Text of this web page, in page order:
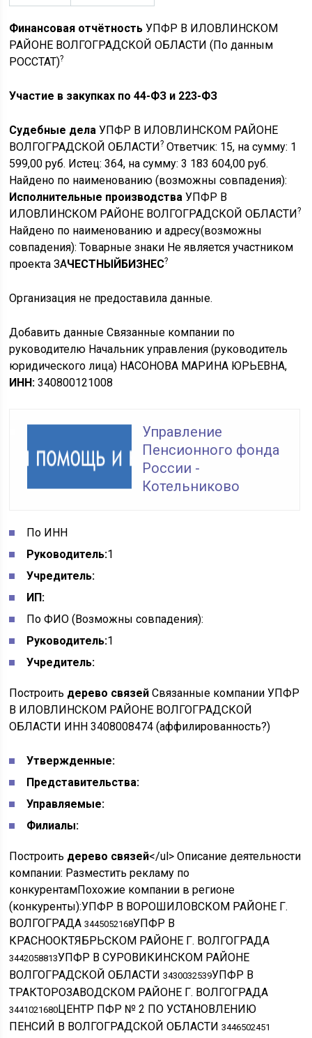
Финансовая отчётность УПФР В ИЛОВЛИНСКОМ
РАЙОНЕ ВОЛГОГРАДСКОЙ ОБЛАСТИ (По данным
РОССТАТ)?
Участие в закупках по 44-ФЗ и 223-ФЗ
Судебные дела УПФР В ИЛОВЛИНСКОМ РАЙОНЕ
ВОЛГОГРАДСКОЙ ОБЛАСТИ? Ответчик: 15, на сумму: 1
599,00 руб. Истец: 364, на сумму: 3 183 604,00 руб.
Найдено по наименованию(возможны совпадения):
Исполнительные производства УПФР В
ИЛОВЛИНСКОМ РАЙОНЕ ВОЛГОГРАДСКОЙ ОБЛАСТИ?
Найдено по наименованию и адресу(возможны
совпадения): Товарные знаки Не является участником
проектаЗАЧЕСТНЫЙБИЗНЕС?
Организация не предоставила данные.
Добавить данные Связанные компании по
руководителю Начальник управления (руководитель
юридического лица) НАСОНОВА МАРИНА ЮРЬЕВНА,
ИНН:340800121008
Управление
Пенсионного фонда
России -
Котельниково
По ИНН
Руководитель:1
Учредитель:
ИП:
По ФИО(Возможны совпадения):
Руководитель:1
Учредитель:
Построить дерево связей Связанные компании УПФР
В ИЛОВЛИНСКОМ РАЙОНЕ ВОЛГОГРАДСКОЙ
ОБЛАСТИ ИНН 3408008474 (аффилированность?)
Утвержденные:
Представительства:
Управляемые:
Филиалы:
Построить дерево связей</ul> Описание деятельности
компании: Разместить рекламу по
конкурентамПохожие компании в регионе
(конкуренты):УПФР В ВОРОШИЛОВСКОМ РАЙОНЕ Г.
ВОЛГОГРАДА3445052168УПФР В
КРАСНООКТЯБРЬСКОМ РАЙОНЕ Г. ВОЛГОГРАДА
3442058813УПФР В СУРОВИКИНСКОМ РАЙОНЕ
ВОЛГОГРАДСКОЙ ОБЛАСТИ3430032539УПФР В
ТРАКТОРОЗАВОДСКОМ РАЙОНЕ Г. ВОЛГОГРАДА
3441021680ЦЕНТР ПФР № 2 ПО УСТАНОВЛЕНИЮ
ПЕНСИЙ В ВОЛГОГРАДСКОЙ ОБЛАСТИ3446502451